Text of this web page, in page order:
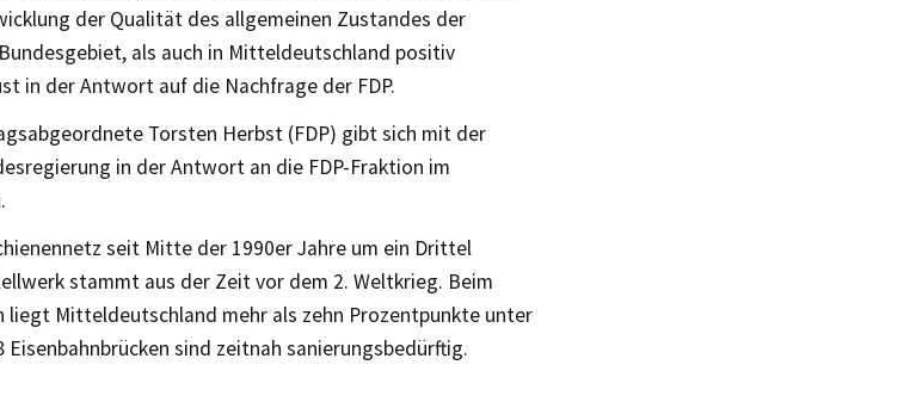
der Qualität des allgemeinen Zustandes der
als auch in Mitteldeutschland positiv
in der Antwort auf die Nachfrage der FDP.
Torsten Herbst (FDP) gibt sich mit der
in der Antwort an die FDP-Fraktion im
seit Mitte der 1990er Jahre um ein Drittel
stammt aus der Zeit vor dem 2. Weltkrieg. Beim
Mitteldeutschland mehr als zehn Prozentpunkte unter
sind zeitnah sanierungsbedürftig.